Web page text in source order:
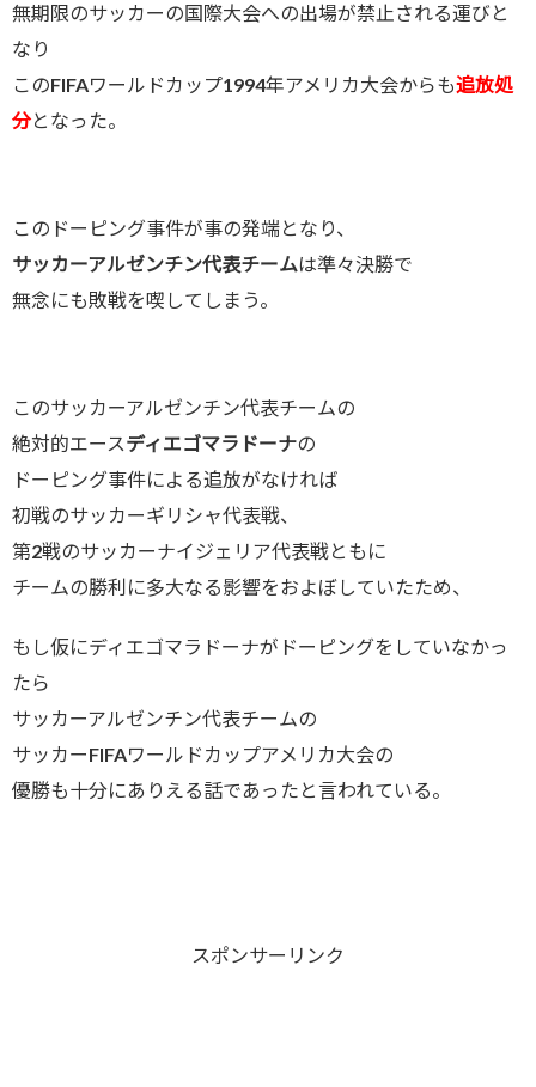
無期限のサッカーの国際大会への出場が禁止される運びと
なり
このFIFAワールドカップ1994年アメリカ大会からも追放処
分となった。
このドーピング事件が事の発端となり、
サッカーアルゼンチン代表チームは準々決勝で
無念にも敗戦を喫してしまう。
このサッカーアルゼンチン代表チームの
絶対的エースディエゴマラドーナの
ドーピング事件による追放がなければ
初戦のサッカーギリシャ代表戦、
第2戦のサッカーナイジェリア代表戦ともに
チームの勝利に多大なる影響をおよぼしていたため、
もし仮にディエゴマラドーナがドーピングをしていなかっ
たら
サッカーアルゼンチン代表チームの
サッカーFIFAワールドカップアメリカ大会の
優勝も十分にありえる話であったと言われている。
スポンサーリンク